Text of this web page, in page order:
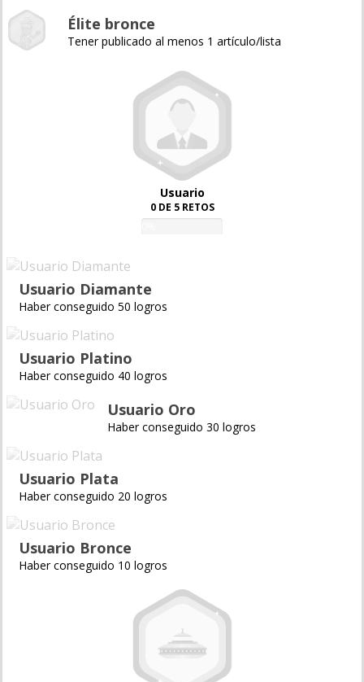
Élite bronce
Tener publicado al menos 1 artículo/lista
Usuario
0 DE 5 RETOS
Usuario Diamante
Haber conseguido 50 logros
Usuario Platino
Haber conseguido 40 logros
Usuario Oro
Haber conseguido 30 logros
Usuario Plata
Haber conseguido 20 logros
Usuario Bronce
Haber conseguido 10 logros